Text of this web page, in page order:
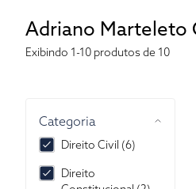
Adriano Marteleto
Exibindo 1-10 produtos de 10
Categoria
Direito Civil (6)
Direito